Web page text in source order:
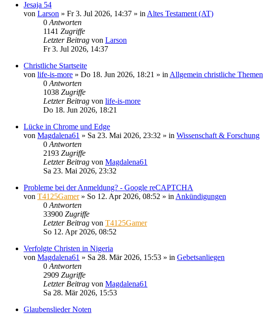
Jesaja 54
von Larson » Fr 3. Jul 2026, 14:37 » in Altes Testament (AT)
0 Antworten
1141 Zugriffe
Letzter Beitrag von Larson
Fr 3. Jul 2026, 14:37
Christliche Startseite
von life-is-more » Do 18. Jun 2026, 18:21 » in Allgemein christliche Themen
0 Antworten
1038 Zugriffe
Letzter Beitrag von life-is-more
Do 18. Jun 2026, 18:21
Lücke in Chrome und Edge
von Magdalena61 » Sa 23. Mai 2026, 23:32 » in Wissenschaft & Forschung
0 Antworten
2193 Zugriffe
Letzter Beitrag von Magdalena61
Sa 23. Mai 2026, 23:32
Probleme bei der Anmeldung? - Google reCAPTCHA
von T4125Gamer» So 12. Apr 2026, 08:52 » in Ankündigungen
0 Antworten
33900 Zugriffe
Letzter Beitrag von T4125Gamer
So 12. Apr 2026, 08:52
Verfolgte Christen in Nigeria
von Magdalena61 » Sa 28. Mär 2026, 15:53 » in Gebetsanliegen
0 Antworten
2909 Zugriffe
Letzter Beitrag von Magdalena61
Sa 28. Mär 2026, 15:53
Glaubenslieder Noten